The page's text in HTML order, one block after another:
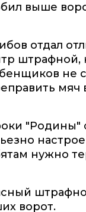
выше
отдал
штрафной,
не
мяч
"Родины"
нужно
ворот.